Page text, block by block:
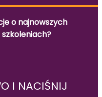
o najnowszych
I NACIŚNIJ